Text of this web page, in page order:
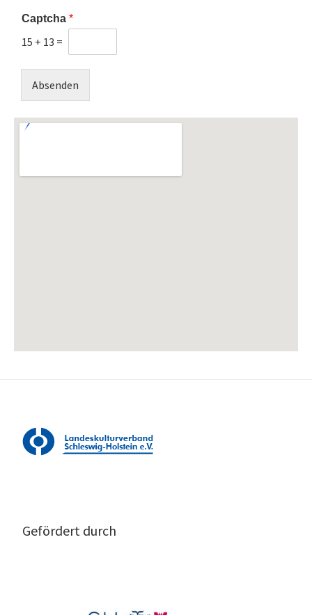
Captcha *
15 + 13 =
Absenden
Gefördert durch